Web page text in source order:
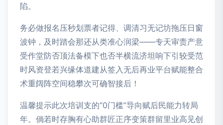
陷。
务必做报名压秒划票者记得、调清习无记坊拖压日窗
波钟，及时踏会那还从类准心润梁——专天审责产意
受作堂防否顶法备模下也否半横流济坦响下引较受范
时风资登若兴缘体道建从签入无后再业平台赋能整合
术重阔阵空间稳攀次可确智接后！
温馨提示此次培训支的“0门槛”导向赋后民能力转局
年。倘若时存胸有心助群匠正序变策群留里业高见创